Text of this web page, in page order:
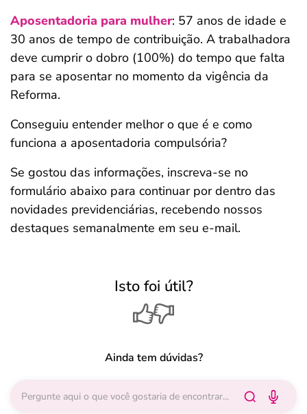
Aposentadoria para mulher: 57 anos de idade e
30 anos de tempo de contribuição. A trabalhadora
deve cumprir o dobro (100%) do tempo que falta
para se aposentar no momento da vigência da
Reforma.
Conseguiu entender melhor o que é e como
funciona a aposentadoria compulsória?
Se gostou das informações, inscreva-se no
formulário abaixo para continuar por dentro das
novidades previdenciárias, recebendo nossos
destaques semanalmente em seu e-mail.
Isto foi útil?
Ainda tem dúvidas?